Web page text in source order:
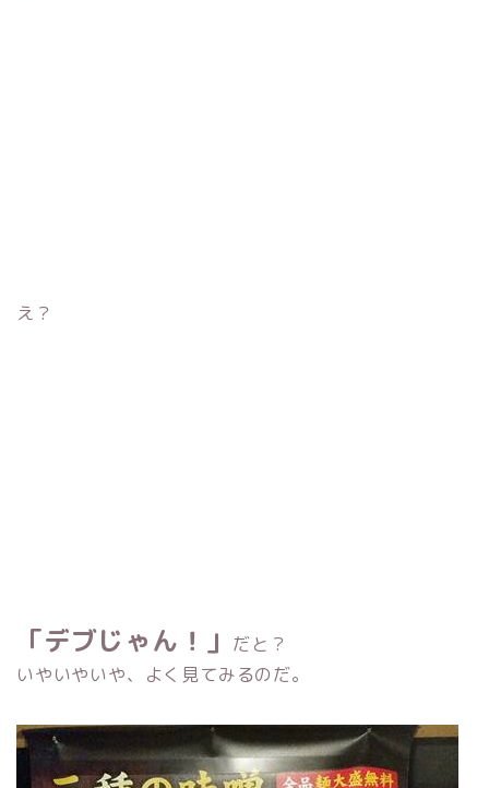
え？
「デブじゃん！」
だと？
いやいやいや、よく見てみるのだ。